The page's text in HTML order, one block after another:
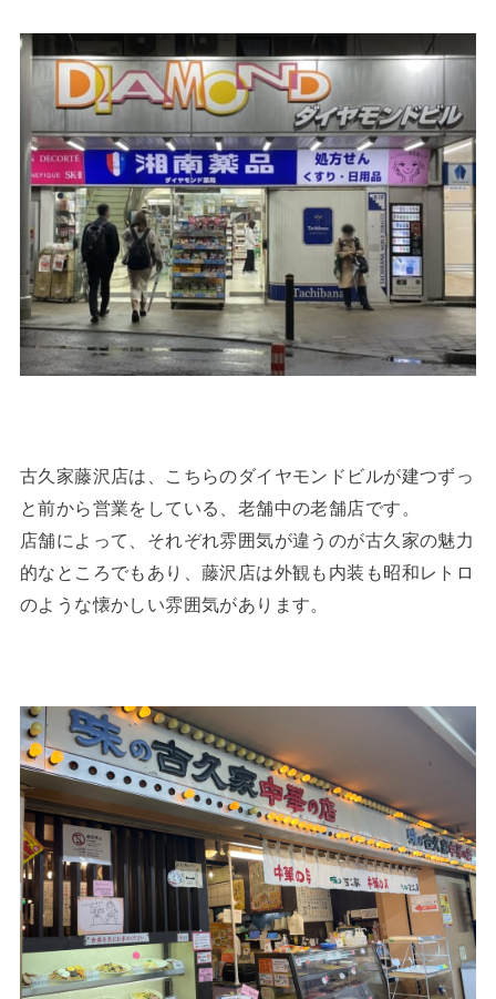
古久家藤沢店は、こちらのダイヤモンドビルが建つずっ
と前から営業をしている、老舗中の老舗店です。
店舗によって、それぞれ雰囲気が違うのが古久家の魅力
的なところでもあり、藤沢店は外観も内装も昭和レトロ
のような懐かしい雰囲気があります。